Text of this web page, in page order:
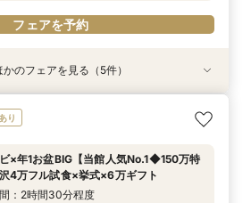
フェアを予約
り 動画あり
ビ限定】完全貸切料亭W◆和も洋も叶う
タイル！400年の歴史が彩る石舞台挙式
：2時間30分程度
り
限定【限定2組様】和牛×オマール4万9
×食事券付◆挙式体験
〜 13:30〜
り
限定【6名より可】10名69万円～無料試
人数婚プラン相談会
〜 13:30〜
り
限定【お料理重視の方必見】料亭の会席
付 はじめて相談会
〜 13:30〜
り
限定フェア》お子様の代わりに会場見学
談まで◎
〜 13:30〜
のフェアを見る（5件）
り
×年1お盆BIG【当館人気No.1◆150万特
4万フル試食×挙式×6万ギフト
：2時間30分程度